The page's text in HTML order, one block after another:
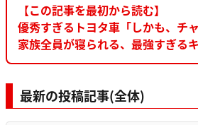
【この記事を最初から読む】
優秀すぎるトヨタ車「しかも、チ
家族全員が寝られる、最強すぎる
最新の投稿記事(全体)